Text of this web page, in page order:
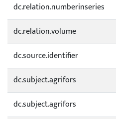
dc.relation.numberinseries
dc.relation.volume
dc.source.identifier
dc.subject.agrifors
dc.subject.agrifors